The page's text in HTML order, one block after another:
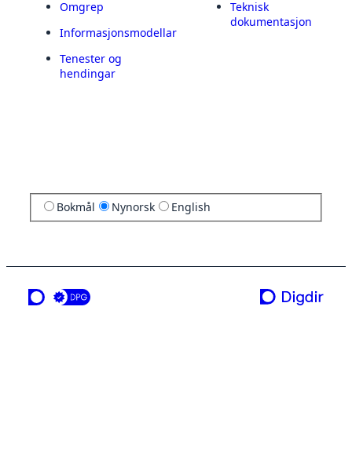
Omgrep
Informasjonsmodellar
Tenester og
hendingar
Teknisk
dokumentasjon
Bokmål Nynorsk English